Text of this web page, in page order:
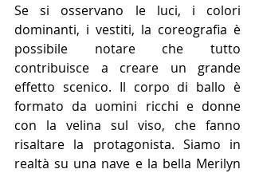
Se si osservano le luci, i colori
dominanti, i vestiti, la coreografia è
possibile notare che tutto
contribuisce a creare un grande
effetto scenico. Il corpo di ballo è
formato da uomini ricchi e donne
con la velina sul viso, che fanno
risaltare la protagonista. Siamo in
realtà su una nave e la bella Merilyn